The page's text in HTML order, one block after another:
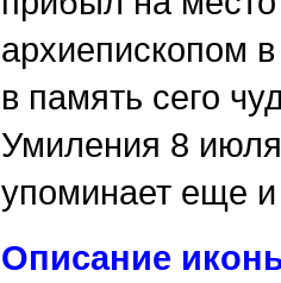
архиепископом
в память сего
Умиления 8
упоминает еще
Описание